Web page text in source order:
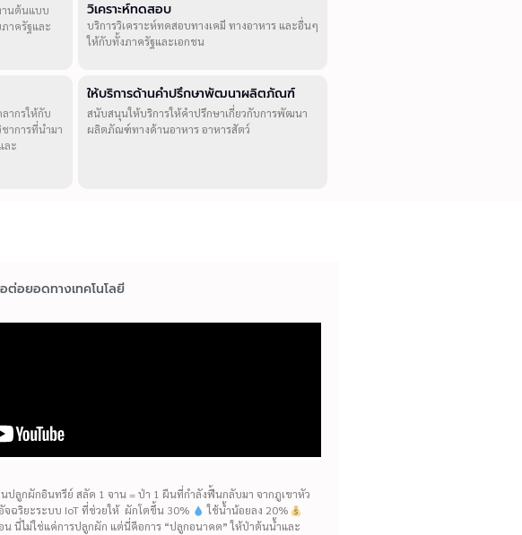
านต้นแบบ
าครัฐและ
วิเคราะห์ทดสอบ
บริการวิเคราะห์ทดสอบทางเคมี ทางอาหาร และอื่นๆ
ให้กับทั้งภาครัฐและเอกชน
ากรให้กับ
าการที่นำมา
ละ
ให้บริการด้านคำปรึกษาพัฒนาผลิตภัณฑ์
สนับสนุนให้บริการให้คำปรึกษาเกี่ยวกับการพัฒนา
ผลิตภัณฑ์ทางด้านอาหาร อาหารสัตว์
ต่อยอดทางเทคโนโลยี
นปลูกผักอินทรีย์ สลัด 1 จาน = ป่า 1 ผืนที่กำลังฟื้นกลับมา จากภูเขาหัว
จฉริยะระบบ IoT ที่ช่วยให้ ผักโตขึ้น 30%
ใช้น้ำน้อยลง 20%
น นี่ไม่ใช่แค่การปลูกผัก แต่นี่คือการ “ปลูกอนาคต” ให้ป่าต้นน้ำและ